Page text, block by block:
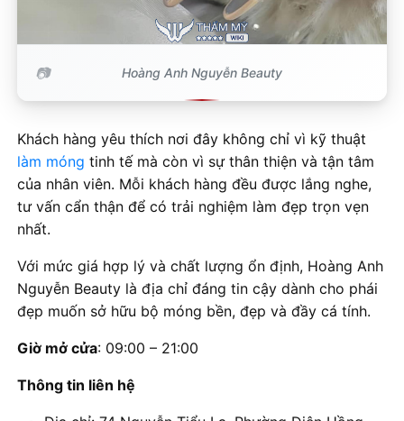
Hoàng Anh Nguyễn Beauty
Khách hàng yêu thích nơi đây không chỉ vì kỹ thuật
làm móng tinh tế mà còn vì sự thân thiện và tận tâm
của nhân viên. Mỗi khách hàng đều được lắng nghe,
tư vấn cẩn thận để có trải nghiệm làm đẹp trọn vẹn
nhất.
Với mức giá hợp lý và chất lượng ổn định, Hoàng Anh
Nguyễn Beauty là địa chỉ đáng tin cậy dành cho phái
đẹp muốn sở hữu bộ móng bền, đẹp và đầy cá tính.
Giờ mở cửa: 09:00 – 21:00
Thông tin liên hệ